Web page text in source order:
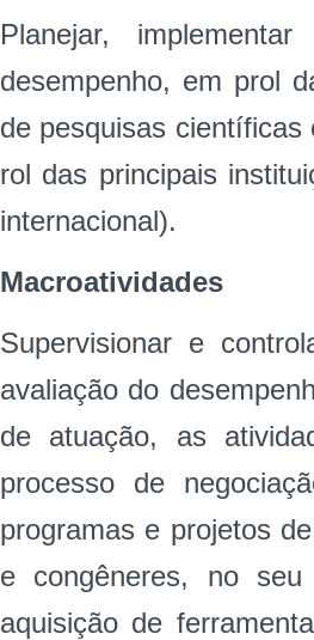
Planejar,
desempenho, em prol
de pesquisas
rol das principais
internacional).
Macroatividades
Supervisionar e
avaliação do
de atuação, as
processo de
programas e projetos
e congêneres, no
aquisição de